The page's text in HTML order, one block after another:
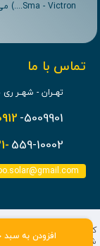
افزودن به سبد
Sma - Victron....) می شوند را با افتخار داریم.
تماس با ما
تهــران - شهــر
-5009901
559-10002
کلیه حقوق مادی و معنوی
شامل پیگرد قانونی می